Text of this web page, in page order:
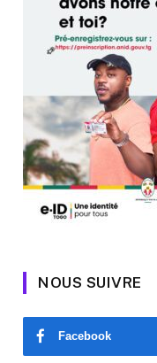
NOUS SUIVRE
Facebook